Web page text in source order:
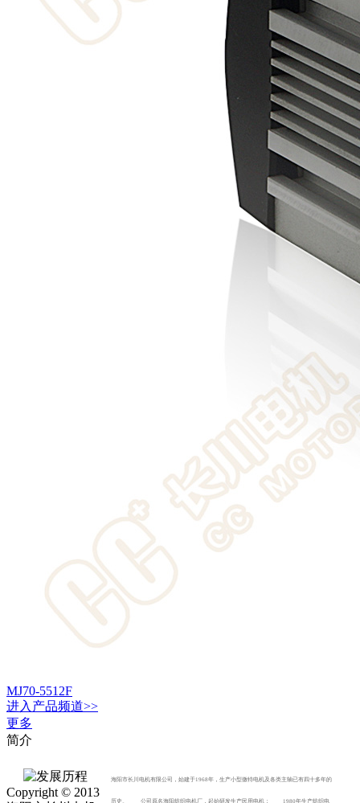
MJ70-5512F
进入 产品频道>>
更多
简介
海阳市长川电机有限公司，始建于1968年，生产小型微特电机及各类主轴已有四十多年的
历史。 公司原名海阳纺织电机厂，起始研发生产民用电机； 1980年生产纺织电
Copyright © 2013